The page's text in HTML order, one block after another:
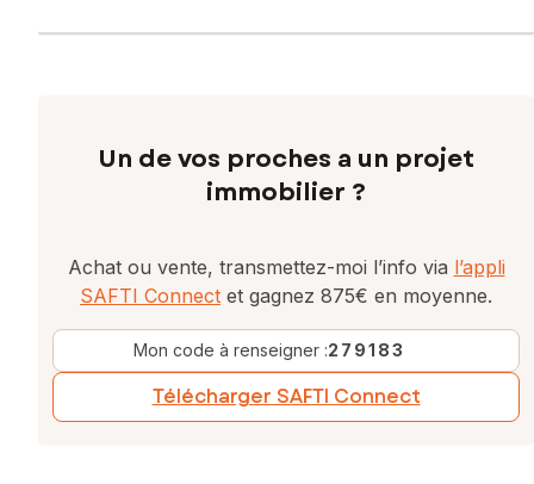
Un de vos proches a un projet
immobilier ?
Achat ou vente, transmettez-moi l’info via l’appli
SAFTI Connect et gagnez 875€ en moyenne.
Mon code à renseigner :279183
Télécharger SAFTI Connect